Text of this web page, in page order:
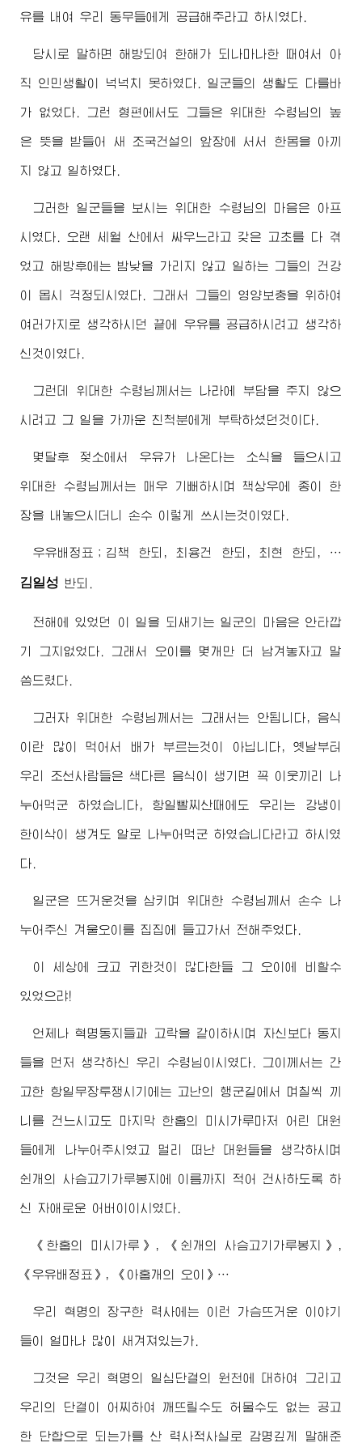
유를 내여 우리 동무들에게 공급해주라고 하시였다.
당시로 말하면 해방되여 한해가 되나마나한 때여서 아
직 인민생활이 넉넉치 못하였다. 일군들의 생활도 다를바
가 없었다. 그런 형편에서도 그들은 위대한 수령님 의 높
은 뜻을 받들어 새 조국건설의 앞장에 서서 한몸을 아끼
지 않고 일하였다.
그러한 일군들을 보시는 위대한 수령님 의 마음은 아프
시였다. 오랜 세월 산에서 싸우느라고 갖은 고초를 다 겪
었고 해방후에는 밤낮을 가리지 않고 일하는 그들의 건강
이 몹시 걱정되시였다. 그래서 그들의 영양보충을 위하여
여러가지로 생각하시던 끝에 우유를 공급하시려고 생각하
신것이였다.
그런데 위대한 수령님 께서는 나라에 부담을 주지 않으
시려고 그 일을 가까운 친척분에게 부탁하셨던것이다.
몇달후 젖소에서 우유가 나온다는 소식을 들으시고
위대한 수령님 께서는 매우 기뻐하시며 책상우에 종이 한
장을 내놓으시더니 손수 이렇게 쓰시는것이였다.
우유배정표；김책 한되, 최용건 한되, 최현 한되, …
김일성 반되.
전해에 있었던 이 일을 되새기는 일군의 마음은 안타깝
기 그지없었다. 그래서 오이를 몇개만 더 남겨놓자고 말
씀드렸다.
그러자위대한 수령님 께서는 그래서는 안됩니다, 음식
이란 많이 먹어서 배가 부르는것이 아닙니다, 옛날부터
우리 조선사람들은 색다른 음식이 생기면 꼭 이웃끼리 나
누어먹군 하였습니다, 항일빨찌산때에도 우리는 강냉이
한이삭이 생겨도 알로 나누어먹군 하였습니다라고 하시였
다.
일군은 뜨거운것을 삼키며 위대한 수령님 께서 손수 나
누어주신 겨울오이를 집집에 들고가서 전해주었다.
이 세상에 크고 귀한것이 많다한들 그 오이에 비할수
있었으랴!
언제나 혁명동지들과 고락을 같이하시며 자신보다 동지
들을 먼저 생각하신 우리 수령님 이시였다. 그이께서는 간
고한 항일무장투쟁시기에는 고난의 행군길에서 며칠씩 끼
니를 건느시고도 마지막 한홉의 미시가루마저 어린 대원
들에게 나누어주시였고 멀리 떠난 대원들을 생각하시며
쉰개의 사슴고기가루봉지에 이름까지 적어 건사하도록 하
신 자애로운 어버이이시였다.
《한홉의 미시가루》, 《쉰개의 사슴고기가루봉지》,
《우유배정표》, 《아홉개의 오이》…
우리 혁명의 장구한 력사에는 이런 가슴뜨거운 이야기
들이 얼마나 많이 새겨져있는가.
그것은 우리 혁명의 일심단결의 원천에 대하여 그리고
우리의 단결이 어찌하여 깨뜨릴수도 허물수도 없는 공고
한 단합으로 되는가를 산 력사적사실로 감명깊게 말해준